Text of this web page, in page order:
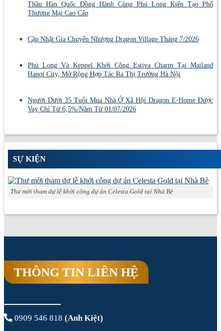
Thầu Hàn Quốc Đồng Hành Cùng Phú Long Kiến Tạo Phố
Thương Mại Cao Cấp
Cập Nhật Gía Chuyển Nhượng Dragon Village Tháng 7/2026
Phú Long Và Keppel Khởi Công Estiva Charm Tại Mailand
Hanoi City, Mở Rộng Hợp Tác Ra Thị Trường Hà Nội
Người Dưới 35 Tuổi Mua Nhà Ở Xã Hội Dragon E-Home Được
Vay Chỉ Từ 6,5%/Năm Từ 01/07/2026
SỰ KIỆN
Thư mời tham dự lễ khởi công dự án Celesta Gold tại Nhà Bè
THÔNG TIN LIÊN HỆ
0909 546 818 (Anh Kiệt)